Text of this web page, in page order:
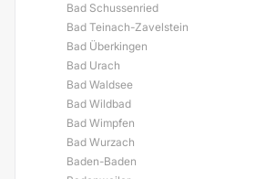
Bad Schussenried
Bad Teinach-Zavelstein
Bad Überkingen
Bad Urach
Bad Waldsee
Bad Wildbad
Bad Wimpfen
Bad Wurzach
Baden-Baden